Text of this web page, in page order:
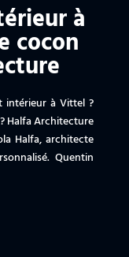
à
cocon
intérieur à Vittel ?
Halfa Architecture
Halfa, architecte
Quentin